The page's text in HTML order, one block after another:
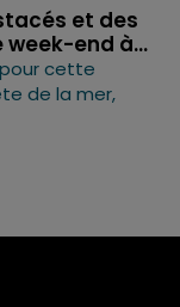
et des
end à...
cette
de la mer,